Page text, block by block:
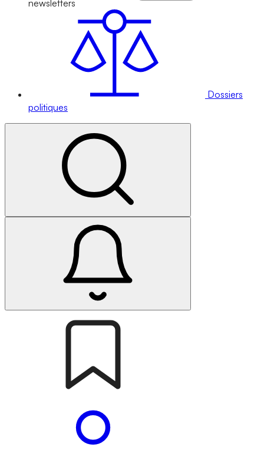
newsletters
Dossiers
politiques